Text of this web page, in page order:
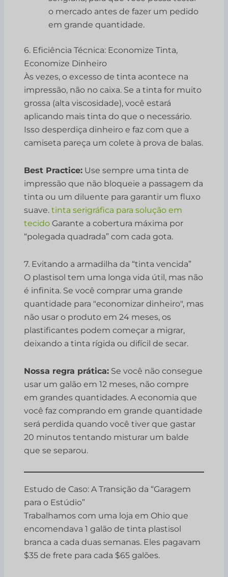
o mercado antes de fazer um pedido
em grande quantidade.
6. Eficiência Técnica: Economize Tinta,
Economize Dinheiro
Às vezes, o excesso de tinta acontece na
impressão, não no caixa. Se a tinta for muito
grossa (alta viscosidade), você estará
aplicando mais tinta do que o necessário.
Isso desperdiça dinheiro e faz com que a
camiseta pareça um colete à prova de balas.
Best Practice: Use sempre uma tinta de
impressão que não bloqueie a passagem da
tinta ou um diluente para garantir um fluxo
suave.tinta serigráfica para solução em
tecido Garante a cobertura máxima por
“polegada quadrada” com cada gota.
7. Evitando a armadilha da “tinta vencida”
O plastisol tem uma longa vida útil, mas não
é infinita. Se você comprar uma grande
quantidade para "economizar dinheiro", mas
não usar o produto em 24 meses, os
plastificantes podem começar a migrar,
deixando a tinta rígida ou difícil de secar.
Nossa regra prática: Se você não consegue
usar um galão em 12 meses, não compre
em grandes quantidades. A economia que
você faz comprando em grande quantidade
será perdida quando você tiver que gastar
20 minutos tentando misturar um balde
que se separou.
Estudo de Caso: A Transição da “Garagem
para o Estúdio”
Trabalhamos com uma loja em Ohio que
encomendava 1 galão de tinta plastisol
branca a cada duas semanas. Eles pagavam
$35 de frete para cada $65 galões.